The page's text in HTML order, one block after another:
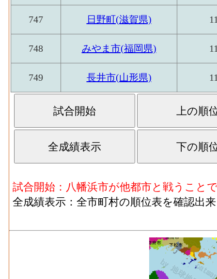
747 日野町(滋賀県)
748 みやま市(福岡県)
749 長井市(山形県)
試合開始：八幡浜市が他都市と戦うこと
全成績表示：全市町村の順位表を確認出